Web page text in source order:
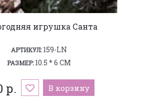
игрушка Санта
АРТИКУЛ:159-LN
РАЗМЕР:10.5 * 6 СМ
р. В корзину